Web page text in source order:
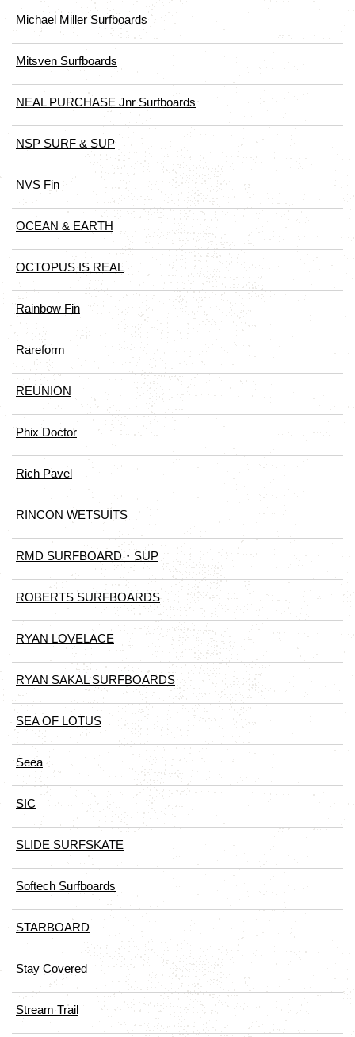
Michael Miller Surfboards
Mitsven Surfboards
NEAL PURCHASE Jnr Surfboards
NSP SURF & SUP
NVS Fin
OCEAN & EARTH
OCTOPUS IS REAL
Rainbow Fin
Rareform
REUNION
Phix Doctor
Rich Pavel
RINCON WETSUITS
RMD SURFBOARD・SUP
ROBERTS SURFBOARDS
RYAN LOVELACE
RYAN SAKAL SURFBOARDS
SEA OF LOTUS
Seea
SIC
SLIDE SURFSKATE
Softech Surfboards
STARBOARD
Stay Covered
Stream Trail